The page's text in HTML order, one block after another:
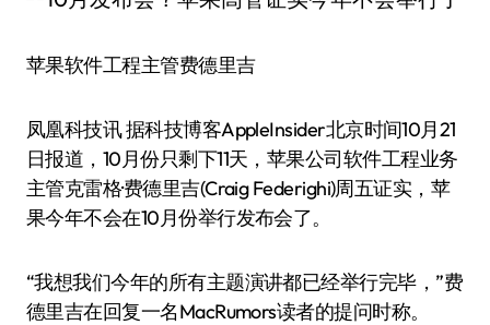
苹果软件工程主管费德里吉
凤凰科技讯 据科技博客AppleInsider北京时间10月21
日报道，10月份只剩下11天，苹果公司软件工程业务
主管克雷格·费德里吉(Craig Federighi)周五证实，苹
果今年不会在10月份举行发布会了。
“我想我们今年的所有主题演讲都已经举行完毕，”费
德里吉在回复一名MacRumors读者的提问时称。